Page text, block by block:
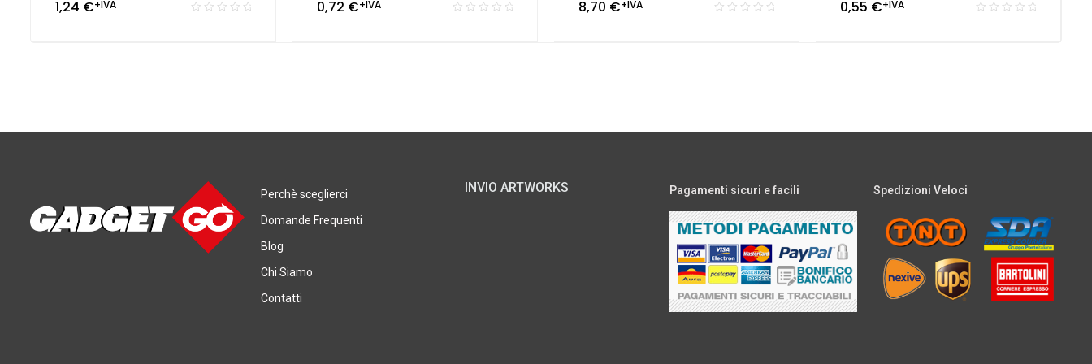
1,24 €+IVA 0,72 €+IVA 8,70 €+IVA 0,55 €+IVA
Perchè sceglierci
Domande Frequenti
Blog
Chi Siamo
Contatti
INVIO ARTWORKS Pagamenti sicuri e facili Spedizioni Veloci